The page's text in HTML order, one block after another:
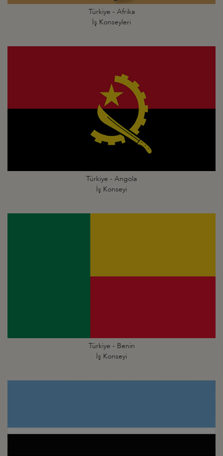
Türkiye - Afrika
İş Konseyleri
Türkiye - Angola
İş Konseyi
Türkiye - Benin
İş Konseyi